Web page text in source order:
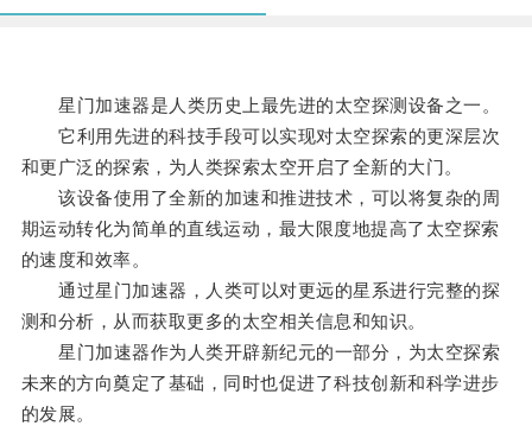
星门加速器是人类历史上最先进的太空探测设备之一。
它利用先进的科技手段可以实现对太空探索的更深层次
和更广泛的探索，为人类探索太空开启了全新的大门。
该设备使用了全新的加速和推进技术，可以将复杂的周
期运动转化为简单的直线运动，最大限度地提高了太空探索
的速度和效率。
通过星门加速器，人类可以对更远的星系进行完整的探
测和分析，从而获取更多的太空相关信息和知识。
星门加速器作为人类开辟新纪元的一部分，为太空探索
未来的方向奠定了基础，同时也促进了科技创新和科学进步
的发展。